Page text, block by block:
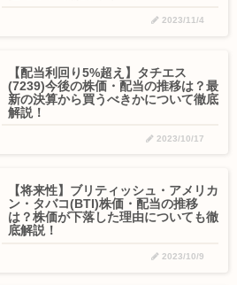
2023/11/4
【配当利回り5%超え】タチエス
(7239)今後の株価・配当の推移は？最
新の決算から買うべきかについて徹底
解説！
2023/10/17
【将来性】ブリティッシュ・アメリカ
ン・タバコ(BTI)株価・配当の推移
は？株価が下落した理由についても徹
底解説！
2023/10/9